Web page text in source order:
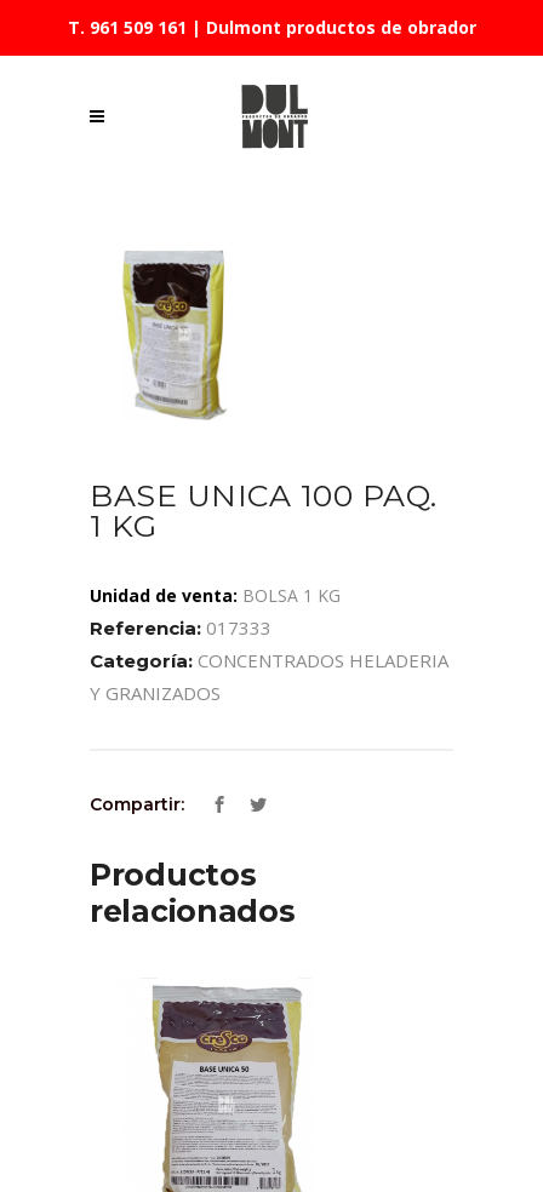
T. 961 509 161 | Dulmont productos de obrador
BASE UNICA 100 PAQ.
1 KG
Unidad de venta: BOLSA 1 KG
Referencia: 017333
Categoría: CONCENTRADOS HELADERIA
Y GRANIZADOS
Compartir:
Productos
relacionados